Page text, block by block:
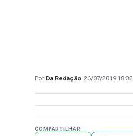
Da Redação 26/07/2019 18:32
COMPARTILHAR